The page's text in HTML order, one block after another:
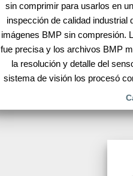
sin comprimir para usarlos en
inspección de calidad industrial
imágenes BMP sin compresión.
fue precisa y los archivos BMP
la resolución y detalle del
sistema de visión los procesó